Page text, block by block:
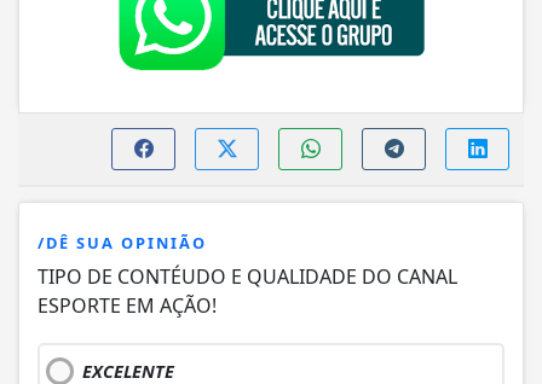
/DÊ SUA OPINIÃO
TIPO DE CONTÉUDO E QUALIDADE DO CANAL
ESPORTE EM AÇÃO!
EXCELENTE